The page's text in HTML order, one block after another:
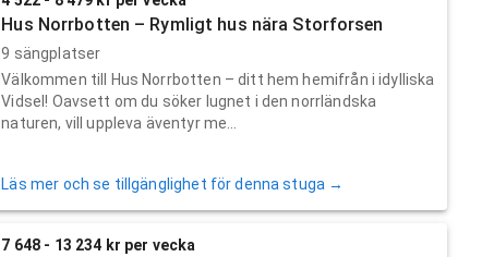
Hus Norrbotten – Rymligt hus nära Storforsen
9 sängplatser
Välkommen till Hus Norrbotten – ditt hem hemifrån i idylliska
Vidsel! Oavsett om du söker lugnet i den norrländska
naturen, vill uppleva äventyr me...
Läs mer och se tillgänglighet för denna stuga →
7 648 - 13 234 kr per vecka